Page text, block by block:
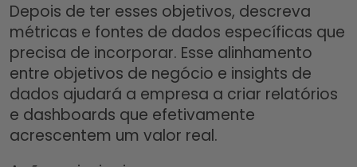
Depois de ter esses objetivos, descreva
métricas e fontes de dados específicas que
precisa de incorporar. Esse alinhamento
entre objetivos de negócio e insights de
dados ajudará a empresa a criar relatórios
e dashboards que efetivamente
acrescentem um valor real.